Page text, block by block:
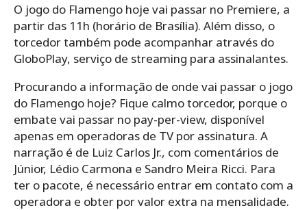
O jogo do Flamengo hoje vai passar no Premiere, a
partir das 11h (horário de Brasília). Além disso, o
torcedor também pode acompanhar através do
GloboPlay, serviço de streaming para assinalantes.
Procurando a informação de onde vai passar o jogo
do Flamengo hoje? Fique calmo torcedor, porque o
embate vai passar no pay-per-view, disponível
apenas em operadoras de TV por assinatura. A
narração é de Luiz Carlos Jr., com comentários de
Júnior, Lédio Carmona e Sandro Meira Ricci. Para
ter o pacote, é necessário entrar em contato com a
operadora e obter por valor extra na mensalidade.